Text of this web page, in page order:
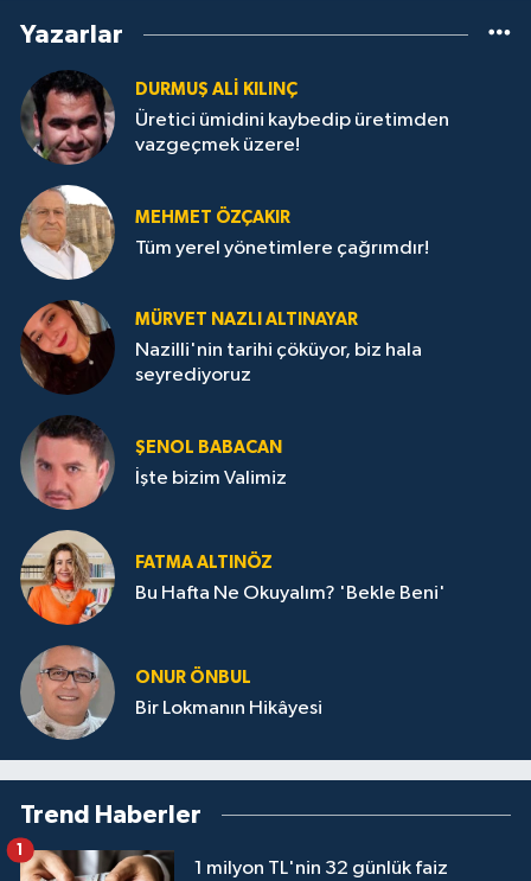
Yazarlar
DURMUŞ ALI KILINÇ
Üretici ümidini kaybedip üretimden
vazgeçmek üzere!
MEHMET ÖZÇAKIR
Tüm yerel yönetimlere çağrımdır!
MÜRVET NAZLI ALTINAYAR
Nazilli'nin tarihi çöküyor, biz hala
seyrediyoruz
ŞENOL BABACAN
İşte bizim Valimiz
FATMA ALTINÖZ
Bu Hafta Ne Okuyalım? 'Bekle Beni'
ONUR ÖNBUL
Bir Lokmanın Hikâyesi
Trend Haberler
1 milyon TL'nin 32 günlük faiz
1